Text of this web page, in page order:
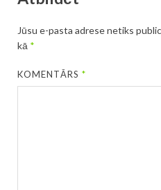
Jūsu e-pasta adrese netiks
kā *
KOMENTĀRS*